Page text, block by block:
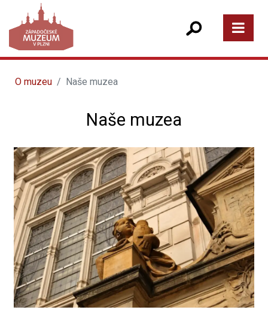
O muzeu Naše muzea
Naše muzea